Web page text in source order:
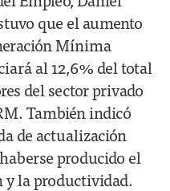
que el aumento
Mínima
al 12,6% del total
del sector privado
También indicó
de actualización
producido el
y la productividad.